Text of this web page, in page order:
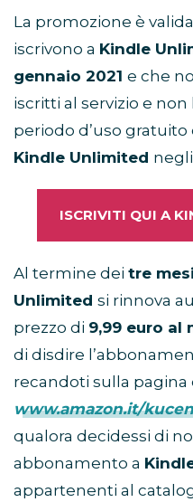
La promozione è
iscrivono a Kindle
gennaio 2021 e che
iscritti al servizio e
periodo d’uso
Kindle Unlimited
ISCRIVITI QUI A
Al termine dei tre mesi
Unlimited si rinnova
prezzo di 9,99 euro al
di disdire
recandoti sulla pagina
www.amazon.it/
qualora decidessi di
abbonamento a
appartenenti al